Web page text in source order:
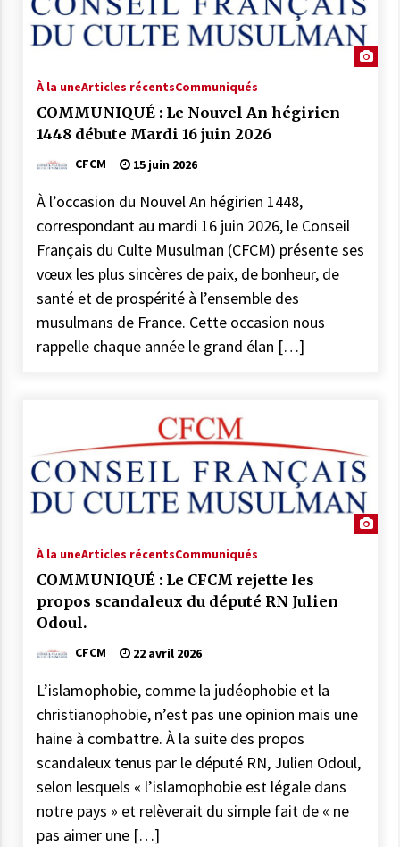
Communiqué : LE CFCM MET EN
GARDE CONTRE
SONDAGES SUR LES MUSULMANS DE
FRANCE
20 novembre 2025
COMMUNIQUÉ : Médiocrité et
désinformation de Florence
Bergeaud-Blackler et autres pseudo –
COMMUNIQUÉ : Succession de
sanctions administratives ciblant des
institutions musulmanes : le CFCM
alerte sur les risques et préjudices
6 juillet 2025
COMMUNIQUÉ : « Frères Musulmans,
voile… » Le CFCM salue les appels à
COMMUNIQUÉ CFCM : Vendredi 6 juin
2025 est le premier jour de l’aïd El Adha
1446H
27 mai 2025
À la uneArticles récentsCommuniqués
COMMUNIQUÉ : Le Nouvel An hégirien
1448 débute Mardi 16 juin 2026
CFCM 15 juin 2026
À l’occasion du Nouvel An hégirien 1448,
correspondant au mardi 16 juin 2026, le Conseil
Français du Culte Musulman (CFCM) présente ses
vœux les plus sincères de paix, de bonheur, de
santé et de prospérité à l’ensemble des
musulmans de France. Cette occasion nous
rappelle chaque année le grand élan […]
À la uneArticles récentsCommuniqués
COMMUNIQUÉ : Le CFCM rejette les
propos scandaleux du député RN Julien
Odoul.
CFCM 22 avril 2026
L’islamophobie, comme la judéophobie et la
christianophobie, n’est pas une opinion mais une
haine à combattre. À la suite des propos
scandaleux tenus par le député RN, Julien Odoul,
selon lesquels « l’islamophobie est légale dans
notre pays » et relèverait du simple fait de « ne
pas aimer une […]